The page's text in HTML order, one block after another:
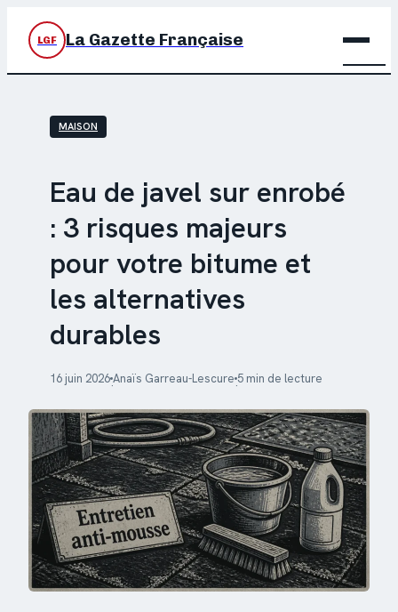
LGF La Gazette Française
MAISON
Eau de javel sur enrobé
: 3 risques majeurs
pour votre bitume et
les alternatives
durables
16 juin 2026·Anaïs Garreau-Lescure·5 min de lecture